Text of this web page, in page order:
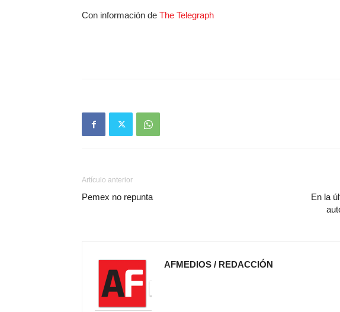
Con información de The Telegraph
Artículo anterior
Pemex no repunta
En la
AFMEDIOS / REDACCIÓN